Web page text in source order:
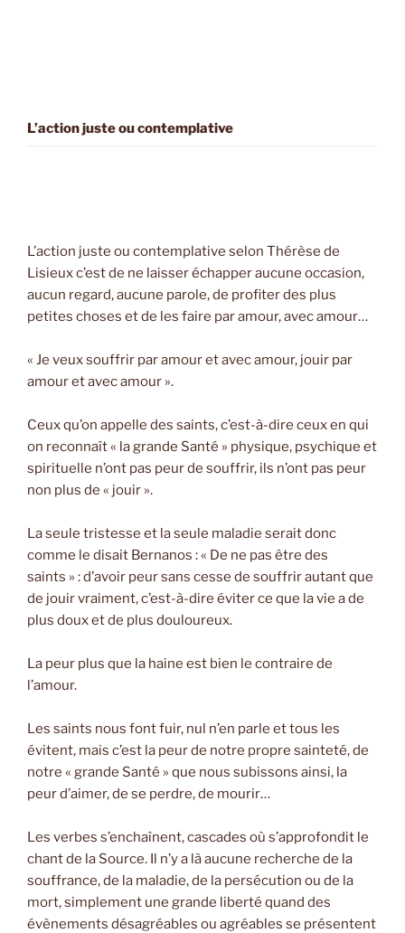
L’action juste ou contemplative
L’action juste ou contemplative selon Thérèse de
Lisieux c’est de ne laisser échapper aucune occasion,
aucun regard, aucune parole, de profiter des plus
petites choses et de les faire par amour, avec amour…
« Je veux souffrir par amour et avec amour, jouir par
amour et avec amour ».
Ceux qu’on appelle des saints, c’est-à-dire ceux en qui
on reconnaît « la grande Santé » physique, psychique et
spirituelle n’ont pas peur de souffrir, ils n’ont pas peur
non plus de « jouir ».
La seule tristesse et la seule maladie serait donc
comme le disait Bernanos : « De ne pas être des
saints » : d’avoir peur sans cesse de souffrir autant que
de jouir vraiment, c’est-à-dire éviter ce que la vie a de
plus doux et de plus douloureux.
La peur plus que la haine est bien le contraire de
l’amour.
Les saints nous font fuir, nul n’en parle et tous les
évitent, mais c’est la peur de notre propre sainteté, de
notre « grande Santé » que nous subissons ainsi, la
peur d’aimer, de se perdre, de mourir…
Les verbes s’enchaînent, cascades où s’approfondit le
chant de la Source. Il n’y a là aucune recherche de la
souffrance, de la maladie, de la persécution ou de la
mort, simplement une grande liberté quand des
évènements désagréables ou agréables se présentent